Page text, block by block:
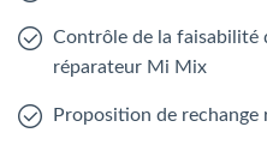
Contrôle de la faisabilité
réparateur Mi Mix
Proposition de rechange